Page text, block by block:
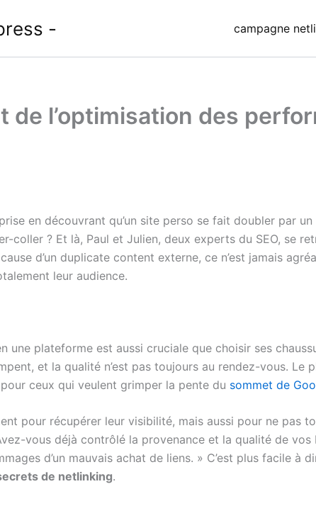
- campagne
de l’optimisation des
en découvrant qu’un site perso se fait doubler par
coller ? Et là, Paul et Julien, deux experts du SEO, se
d’un duplicate content externe, ce n’est jamais
leur audience.
une plateforme est aussi cruciale que choisir ses
et la qualité n’est pas toujours au rendez-vous. Le
ceux qui veulent grimper la pente du sommet de
pour récupérer leur visibilité, mais aussi pour ne pas
vous déjà contrôlé la provenance et la qualité de
d’un mauvais achat de liens. » C’est plus facile à
de netlinking.